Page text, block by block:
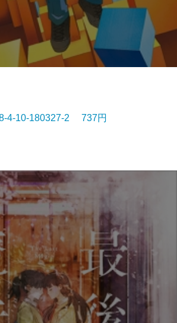
4-10-180327-2 737円